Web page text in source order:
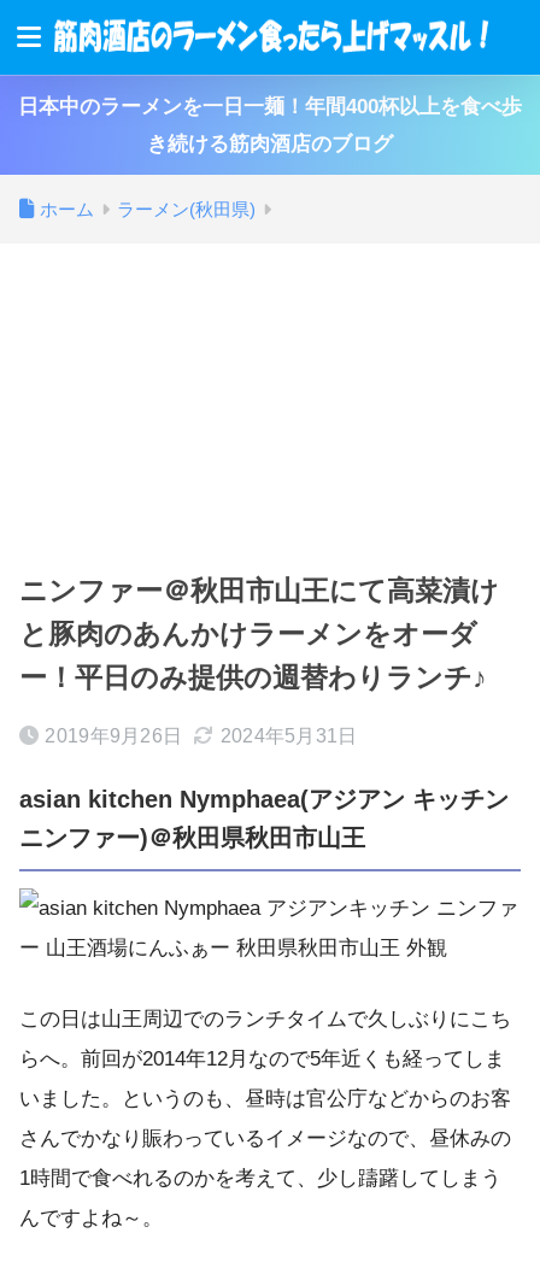
日本中のラーメンを一日一麺！年間400杯以上を食べ歩
き続ける筋肉酒店のブログ
ホーム ラーメン(秋田県)
ニンファー＠秋田市山王にて高菜漬け
と豚肉のあんかけラーメンをオーダ
ー！平日のみ提供の週替わりランチ♪
2019年9月26日 2024年5月31日
asian kitchen Nymphaea(アジアン キッチン
ニンファー)＠秋田県秋田市山王
この日は山王周辺でのランチタイムで久しぶりにこち
らへ。前回が2014年12月なので5年近くも経ってしま
いました。というのも、昼時は官公庁などからのお客
さんでかなり賑わっているイメージなので、昼休みの
1時間で食べれるのかを考えて、少し躊躇してしまう
んですよね～。